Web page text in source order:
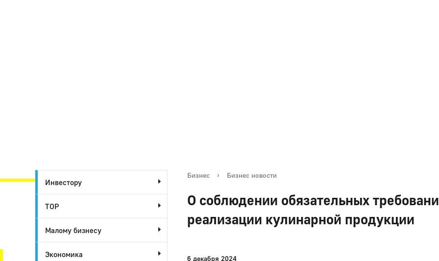
Город Глазов
Инвестору
ТОР
Малому бизнесу
Экономика
Бизнес › Бизнес новости
О соблюдении обязательных
реализации кулинарной продукции
6 декабря 2024